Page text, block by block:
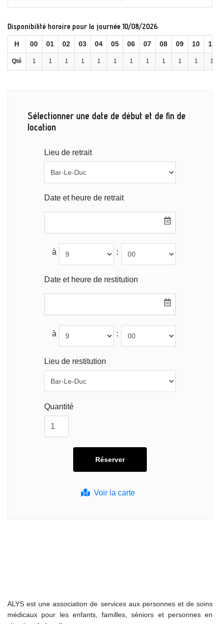
Disponibilité horaire pour la journée 10/08/2026
H 00 01 02 03 04 05 06 07 08 09 10 11
Qté 1 1 1 1 1 1 1 1 1 1 1 1
Sélectionner une date de début et de fin de
location
Voir la carte
Lieu de retrait
Date et heure de retrait
à :
Date et heure de restitution
à :
Lieu de restitution
Quantité
ALYS est une association de services aux personnes et de soins
médicaux pour les enfants, familles, séniors et personnes en